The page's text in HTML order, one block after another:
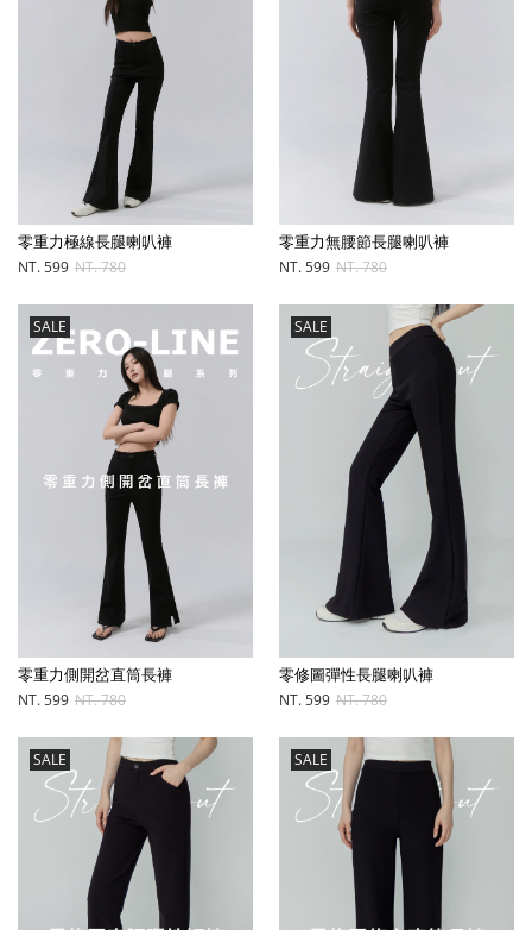
零重力極線長腿喇叭褲
NT. 599 NT. 780
零重力無腰節長腿喇叭褲
NT. 599 NT. 780
SALE
零重力側開岔直筒長褲
NT. 599 NT. 780
SALE
零修圖彈性長腿喇叭褲
NT. 599 NT. 780
SALE SALE